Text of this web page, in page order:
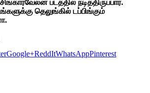
படத்தில் நடித்திருப்பார்.
தெலுங்கில் டப்பிங்கும்
Google+ReddItWhatsAppPinterest